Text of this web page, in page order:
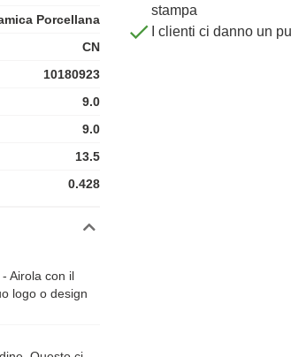
Porcellana
CN
10180923
9.0
9.0
13.5
0.428
Airola con il
logo o design
stampa
I clienti ci danno un